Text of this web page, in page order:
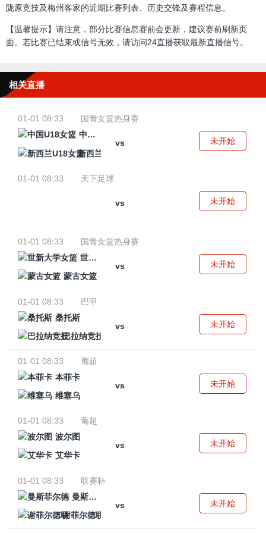
陇原竞技及梅州客家的近期比赛列表、历史交锋及赛程信息。
【温馨提示】请注意，部分比赛信息赛前会更新，建议赛前刷新页
面。若比赛已结束或信号无效，请访问24直播获取最新直播信号。
相关直播
01-01 08:33
国青女篮热身赛
中国U18女篮
vs
新西兰U18女篮
未开始
01-01 08:33 天下足球
vs 未开始
01-01 08:33
国青女篮热身赛
世新大学女篮
vs
蒙古女篮
未开始
01-01 08:33
巴甲
桑托斯
vs
巴拉纳竞技
未开始
01-01 08:33
葡超
本菲卡
vs
维塞乌
未开始
01-01 08:33
葡超
波尔图
vs
艾华卡
未开始
01-01 08:33
联赛杯
曼斯菲尔德
vs
谢菲尔德联
未开始